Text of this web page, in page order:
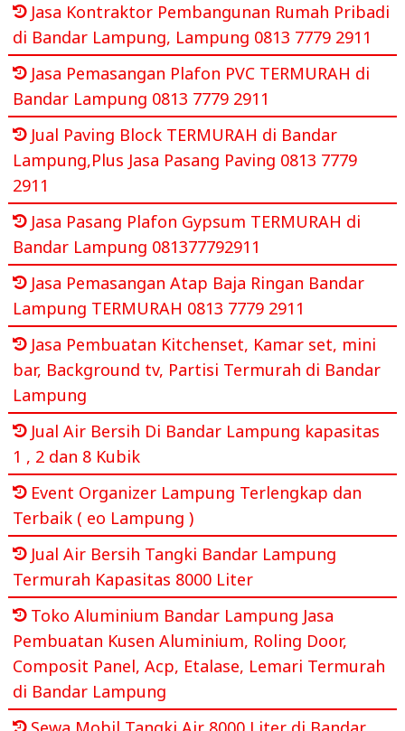
Jasa Kontraktor Pembangunan Rumah Pribadi
di Bandar Lampung, Lampung 0813 7779 2911
Jasa Pemasangan Plafon PVC TERMURAH di
Bandar Lampung 0813 7779 2911
Jual Paving Block TERMURAH di Bandar
Lampung,Plus Jasa Pasang Paving 0813 7779
2911
Jasa Pasang Plafon Gypsum TERMURAH di
Bandar Lampung 081377792911
Jasa Pemasangan Atap Baja Ringan Bandar
Lampung TERMURAH 0813 7779 2911
Jasa Pembuatan Kitchenset, Kamar set, mini
bar, Background tv, Partisi Termurah di Bandar
Lampung
Jual Air Bersih Di Bandar Lampung kapasitas
1 , 2 dan 8 Kubik
Event Organizer Lampung Terlengkap dan
Terbaik ( eo Lampung )
Jual Air Bersih Tangki Bandar Lampung
Termurah Kapasitas 8000 Liter
Toko Aluminium Bandar Lampung Jasa
Pembuatan Kusen Aluminium, Roling Door,
Composit Panel, Acp, Etalase, Lemari Termurah
di Bandar Lampung